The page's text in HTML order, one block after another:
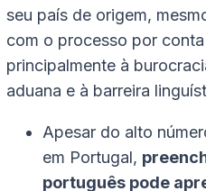
seu país de origem,
com o processo por
principalmente à
aduana e à barreira
Apesar do alto
em Portugal,
português pode